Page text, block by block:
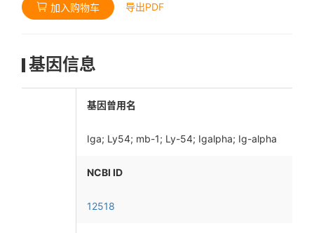
加入购物车 导出PDF
基因信息
基因曾用名
Iga; Ly54; mb-1; Ly-54; Igalpha; Ig-alpha
NCBI ID
12518